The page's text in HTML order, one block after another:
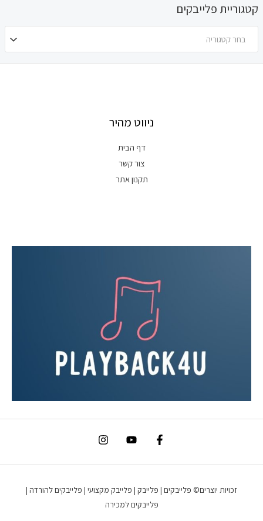
קטגוריית פלייבקים
בחר קטגוריה
ניווט מהיר
דף הבית
צור קשר
תקנון אתר
זכויות יוצרים© פלייבקים | פלייבק | פלייבק מקצועי | פלייבקים להורדה |
פלייבקים למכירה